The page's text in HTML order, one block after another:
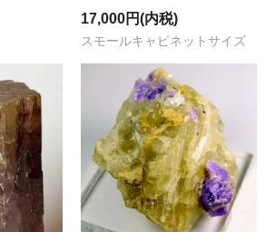
17,000円(内税)
スモールキャビネットサイズ